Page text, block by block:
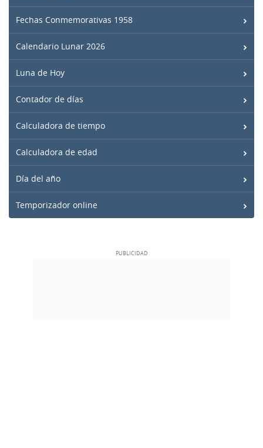
Fechas Conmemorativas 1958
Calendario Lunar 2026
Luna de Hoy
Contador de días
Calculadora de tiempo
Calculadora de edad
Día del año
Temporizador online